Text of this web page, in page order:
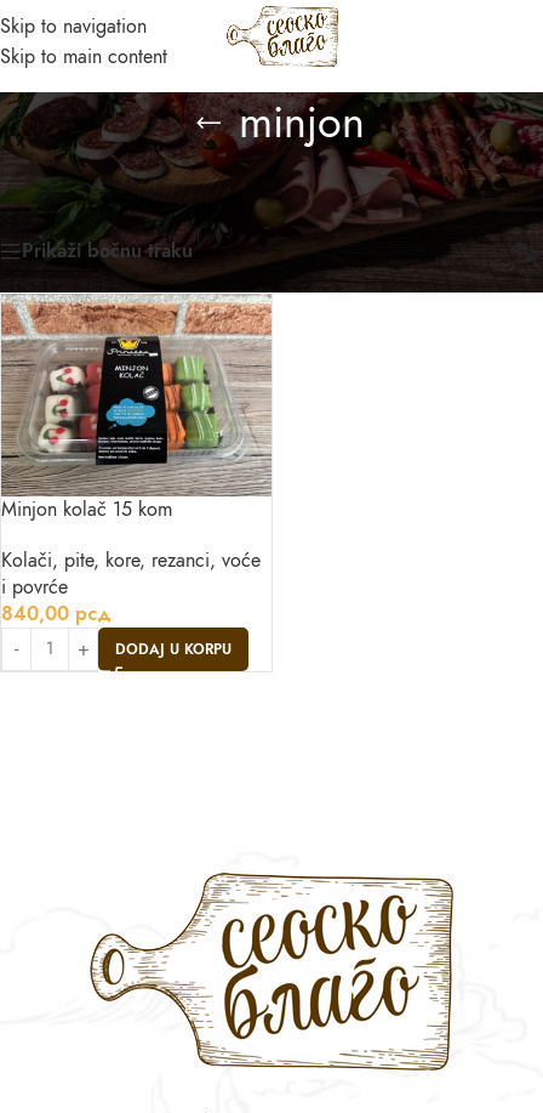
Skip to navigation
Skip to main content
MENI
minjon
Početna/Prirodni domaći proizvodi /Proizvod označen „minjon“
Prikazan jedan rezultat
Prikaži bočnu traku
Minjon kolač 15 kom
Kolači, pite, kore, rezanci, voće
i povrće
840,00 рсд
DODAJ U KORPU
Asistent
● Dostupan — Seosko blago